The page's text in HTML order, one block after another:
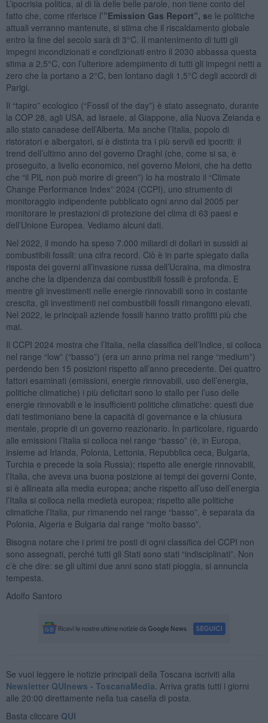
L’ipocrisia politica, al di là delle belle parole, non tiene conto del
fatto che, come riferisce l’”Emission Gas Report”, se le politiche
attuali verranno mantenute, si stima che il riscaldamento globale
entro la fine del secolo sarà di 3°C. Il mantenimento di tutti gli
impegni incondizionati e condizionati entro il 2030 abbassa questa
stima a 2,5°C, con l’ulteriore adempimento di tutti gli impegni netti a
zero che la portano a 2°C, ben lontano dagli 1,5°C degli accordi di
Parigi.
Il “tapiro” ecologico (“Fossil of the day”) è stato assegnato, durante
la COP 28, agli USA, ad Israele, al Giappone, alla Nuova Zelanda e
allo stato canadese dell’Alberta. Ma anche l’Italia, popolo di
ristoratori e albergatori, si è distinta tra i più servili ed ipocriti: il
trend dell’ultimo anno del governo Draghi (che, come si sa, è
proseguito, a livello economico, nel governo Meloni, che ha detto
che “il PIL non può morire di green”) lo ha mostrato il “Climate
Change Performance Index” 2024 (CCPI), uno strumento di
monitoraggio indipendente pubblicato ogni anno dal 2005 per
monitorare le prestazioni di protezione del clima di 63 paesi e
dell’Unione Europea. Vediamo alcuni dati.
Nel 2022, il mondo ha speso 7.000 miliardi di dollari in sussidi ai
combustibili fossili: una cifra record. Ciò è in parte spiegato dalla
risposta dei governi all’invasione russa dell’Ucraina, ma dimostra
anche che la dipendenza dai combustibili fossili è profonda. E
mentre gli investimenti nelle energie rinnovabili sono in costante
crescita, gli investimenti nei combustibili fossili rimangono elevati.
Nel 2022, le principali aziende fossili hanno tratto profitti più che
mai.
Il CCPI 2024 mostra che l’Italia, nella classifica dell’Indice, si colloca
nel range “low” (“basso”) (era un anno prima nel range “medium”)
perdendo ben 15 posizioni rispetto all’anno precedente. Dei quattro
fattori esaminati (emissioni, energie rinnovabili, uso dell’energia,
politiche climatiche) i più deficitari sono lo stallo per l’uso delle
energie rinnovabili e le insufficienti politiche climatiche: questi due
dati testimoniano bene la capacità di governance e la chiusura
mentale, proprie di un governo reazionario. In particolare, riguardo
alle emissioni l’Italia si colloca nel range “basso” (è, in Europa,
insieme ad Irlanda, Polonia, Lettonia, Repubblica ceca, Bulgaria,
Turchia e precede la sola Russia); rispetto alle energie rinnovabili,
l’Italia, che aveva una buona posizione ai tempi dei governi Conte,
si è allineata alla media europea; anche rispetto all’uso dell’energia
l’Italia si colloca nella medietà europea; rispetto alle politiche
climatiche l’Italia, pur rimanendo nel range “basso”, è separata da
Polonia, Algeria e Bulgaria dal range “molto basso”.
Bisogna notare che i primi tre posti di ogni classifica del CCPI non
sono assegnati, perché tutti gli Stati sono stati “indisciplinati”. Non
c’è che dire: se gli ultimi due anni sono stati pioggia, si annuncia
tempesta.
Adolfo Santoro
Se vuoi leggere le notizie principali della Toscana iscriviti alla
Newsletter QUInews - ToscanaMedia. Arriva gratis tutti i giorni
alle 20:00 direttamente nella tua casella di posta.
Basta cliccare QUI